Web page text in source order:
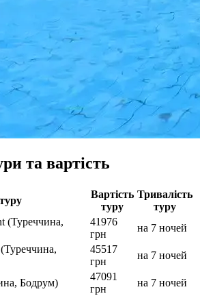
та вартість
Вартість
туру
Тривалість
туру
(Туреччина,
41976
грн
на 7 ночей
45517
грн
на 7 ночей
Бодрум)
47091
грн
на 7 ночей